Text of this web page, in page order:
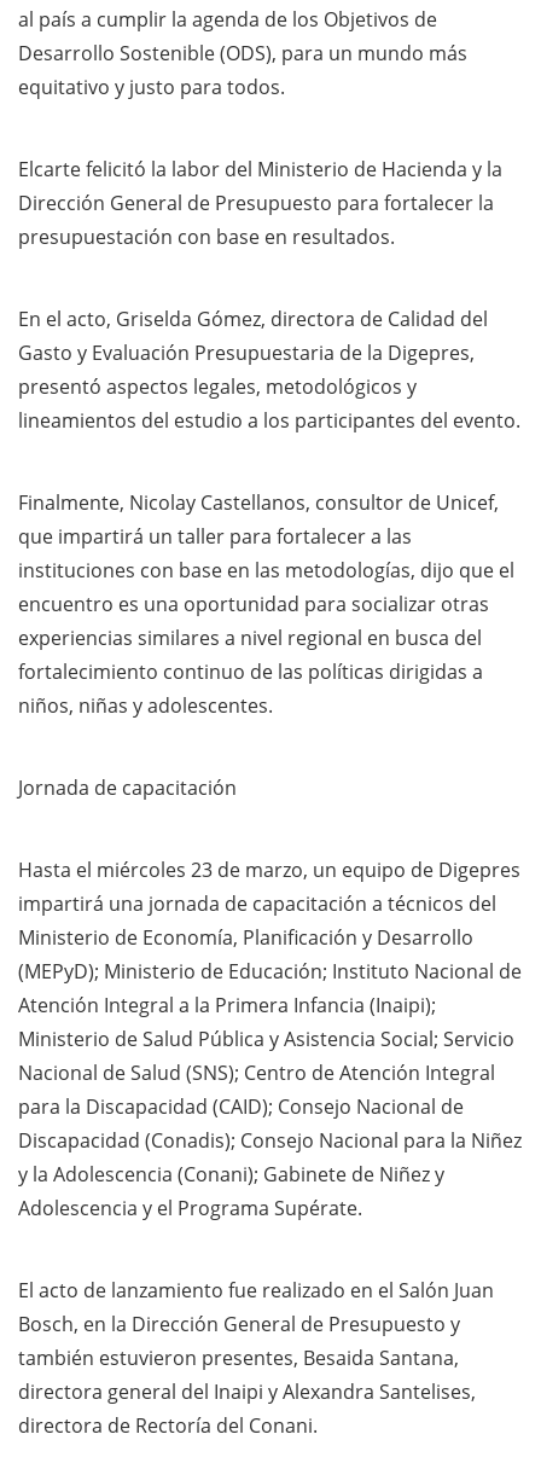
al país a cumplir la agenda de los Objetivos de
Desarrollo Sostenible (ODS), para un mundo más
equitativo y justo para todos.
Elcarte felicitó la labor del Ministerio de Hacienda y la
Dirección General de Presupuesto para fortalecer la
presupuestación con base en resultados.
En el acto, Griselda Gómez, directora de Calidad del
Gasto y Evaluación Presupuestaria de la Digepres,
presentó aspectos legales, metodológicos y
lineamientos del estudio a los participantes del evento.
Finalmente, Nicolay Castellanos, consultor de Unicef,
que impartirá un taller para fortalecer a las
instituciones con base en las metodologías, dijo que el
encuentro es una oportunidad para socializar otras
experiencias similares a nivel regional en busca del
fortalecimiento continuo de las políticas dirigidas a
niños, niñas y adolescentes.
Jornada de capacitación
Hasta el miércoles 23 de marzo, un equipo de Digepres
impartirá una jornada de capacitación a técnicos del
Ministerio de Economía, Planificación y Desarrollo
(MEPyD); Ministerio de Educación; Instituto Nacional de
Atención Integral a la Primera Infancia (Inaipi);
Ministerio de Salud Pública y Asistencia Social; Servicio
Nacional de Salud (SNS); Centro de Atención Integral
para la Discapacidad (CAID); Consejo Nacional de
Discapacidad (Conadis); Consejo Nacional para la Niñez
y la Adolescencia (Conani); Gabinete de Niñez y
Adolescencia y el Programa Supérate.
El acto de lanzamiento fue realizado en el Salón Juan
Bosch, en la Dirección General de Presupuesto y
también estuvieron presentes, Besaida Santana,
directora general del Inaipi y Alexandra Santelises,
directora de Rectoría del Conani.